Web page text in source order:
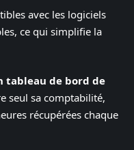
avec les logiciels
ce qui simplifie la
tableau de bord de
seul sa comptabilité,
récupérées chaque